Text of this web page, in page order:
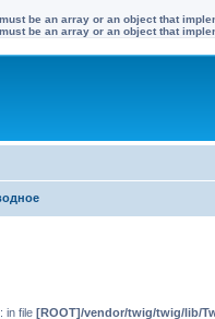
be an array or an object that
be an array or an object that
: in file [ROOT]/vendor/twig/twig/lib/